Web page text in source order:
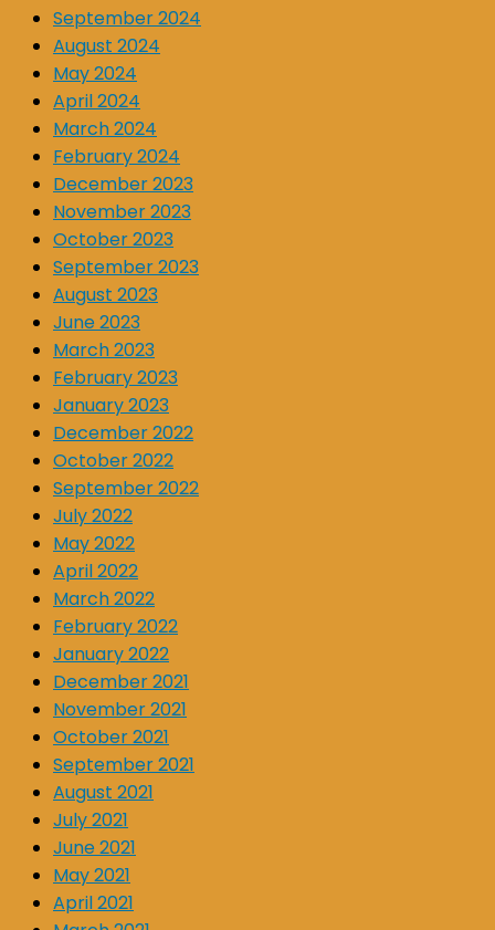
September 2024
August 2024
May 2024
April 2024
March 2024
February 2024
December 2023
November 2023
October 2023
September 2023
August 2023
June 2023
March 2023
February 2023
January 2023
December 2022
October 2022
September 2022
July 2022
May 2022
April 2022
March 2022
February 2022
January 2022
December 2021
November 2021
October 2021
September 2021
August 2021
July 2021
June 2021
May 2021
April 2021